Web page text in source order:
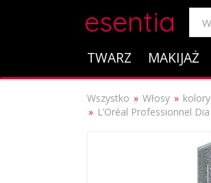
esentia
TWARZ MAKIJAŻ
Wszystko Włosy
L’Oréal Professionnel